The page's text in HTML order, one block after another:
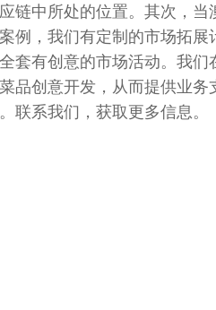
链中所处的位置。其次，
例，我们有定制的市场拓
套有创意的市场活动。我
品创意开发，从而提供业
联系我们，获取更多信息。